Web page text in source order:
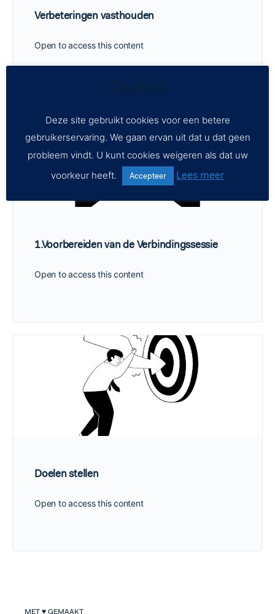
Verbeteringen vasthouden
Open to access this content
1.Voorbereiden van de Verbindingssessie
Open to access this content
Doelen stellen
Open to access this content
MET ♥ GEMAAKT
Cookies
Deze site gebruikt cookies voor een betere
gebruikerservaring. We gaan ervan uit dat u dat geen
probleem vindt. U kunt cookies weigeren als dat uw
voorkeur heeft.
Accepteer Lees meer